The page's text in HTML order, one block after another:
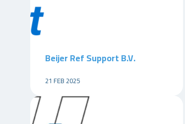
Beijer Ref Support B.V.
21 FEB 2025